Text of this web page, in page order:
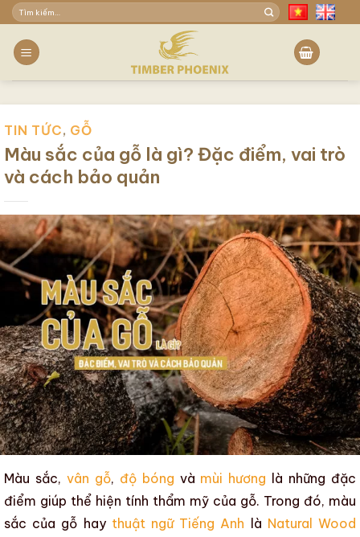
Skip
to
content
Tìm
TIN TỨC, GỖ
Màu sắc của gỗ là gì? Đặc điểm, vai trò
và cách bảo quản
Màu sắc, vân gỗ, độ bóng và mùi hương là những đặc
điểm giúp thể hiện tính thẩm mỹ của gỗ. Trong đó, màu
sắc của gỗ hay thuật ngữ Tiếng Anh là Natural Wood